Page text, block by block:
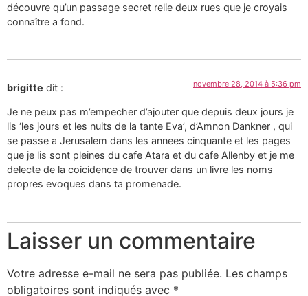
découvre qu’un passage secret relie deux rues que je croyais
connaître a fond.
brigitte dit : novembre 28, 2014 à 5:36 pm
Je ne peux pas m’empecher d’ajouter que depuis deux jours je
lis ‘les jours et les nuits de la tante Eva’, d’Amnon Dankner , qui
se passe a Jerusalem dans les annees cinquante et les pages
que je lis sont pleines du cafe Atara et du cafe Allenby et je me
delecte de la coicidence de trouver dans un livre les noms
propres evoques dans ta promenade.
Laisser un commentaire
Votre adresse e-mail ne sera pas publiée. Les champs
obligatoires sont indiqués avec *